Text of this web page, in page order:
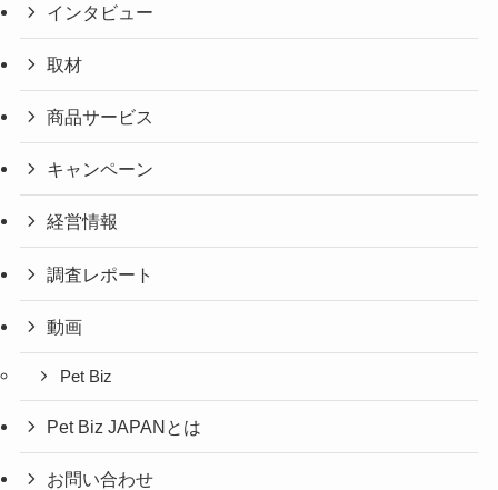
インタビュー
取材
商品サービス
キャンペーン
経営情報
調査レポート
動画
Pet Biz
Pet Biz JAPANとは
お問い合わせ